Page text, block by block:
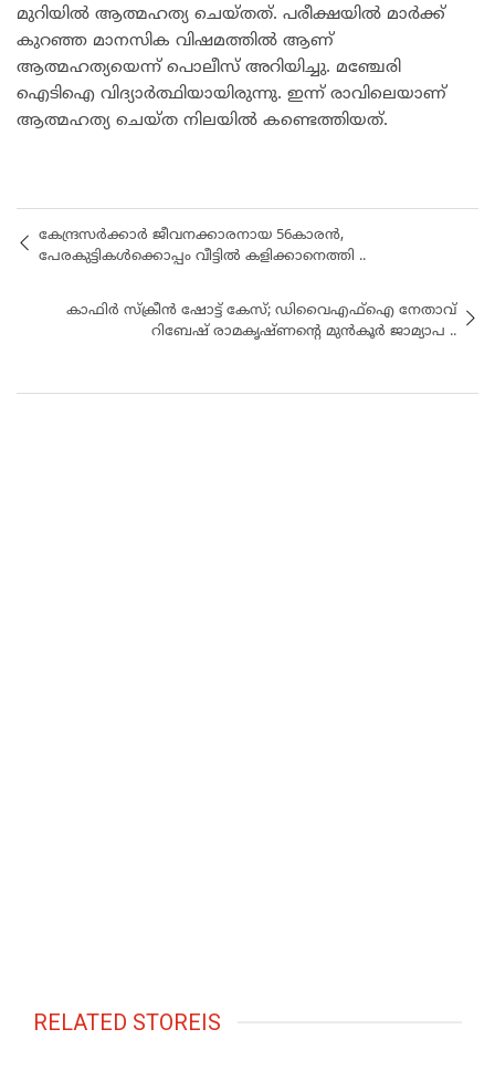
മുറിയിൽ ആത്മഹത്യ ചെയ്തത്. പരീക്ഷയിൽ മാർക്ക്
കുറഞ്ഞ മാനസിക വിഷമത്തിൽ ആണ്
ആത്മഹത്യയെന്ന് പൊലീസ് അറിയിച്ചു. മഞ്ചേരി
ഐടിഐ വിദ്യാർത്ഥിയായിരുന്നു. ഇന്ന് രാവിലെയാണ്
ആത്മഹത്യ ചെയ്ത നിലയിൽ കണ്ടെത്തിയത്.
കേന്ദ്രസർക്കാർ ജീവനക്കാരനായ 56കാരൻ,
പേരകുട്ടികൾക്കൊപ്പം വീട്ടിൽ കളിക്കാനെത്തി ..
കാഫിർ സ്ക്രീൻ ഷോട്ട് കേസ്; ഡിവൈഎഫ്ഐ നേതാവ്
റിബേഷ് രാമകൃഷ്ണൻ്റെ മുൻകൂർ ജാമ്യാപ ..
RELATED STOREIS